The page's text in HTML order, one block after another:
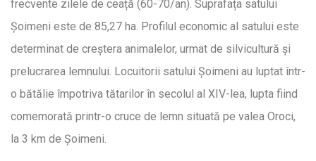
frecvente zilele de ceață (60-70/an). Suprafața satului
Șoimeni este de 85,27 ha. Profilul economic al satului este
determinat de creștera animalelor, urmat de silvicultură și
prelucrarea lemnului. Locuitorii satului Șoimeni au luptat într-
o bătălie împotriva tătarilor în secolul al XIV-lea, lupta fiind
comemorată printr-o cruce de lemn situată pe valea Oroci,
la 3 km de Șoimeni.